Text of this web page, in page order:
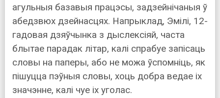
агульныя базавыя працэсы, задзейнічаныя ў
абедзвюх дзейнасцях. Напрыклад, Эмілі, 12-
гадовая дзяўчынка з дыслексіяй, часта
блытае парадак літар, калі спрабуе запісаць
словы на паперы, або не можа ўспомніць, як
пішуцца пэўныя словы, хоць добра ведае іх
значэнне, калі чуе іх уголас.